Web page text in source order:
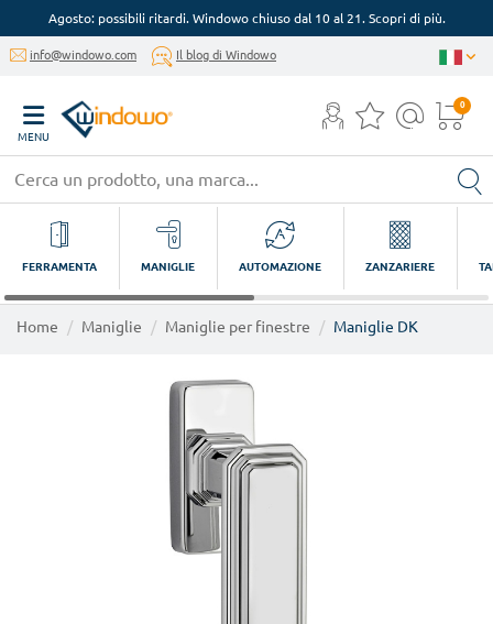
Agosto: possibili ritardi. Windowo chiuso dal 10 al 21. Scopri di più.
info@windowo.com Il blog di Windowo
MENU
0
FERRAMENTA MANIGLIE AUTOMAZIONE ZANZARIERE
Home Maniglie Maniglie per finestre Maniglie DK